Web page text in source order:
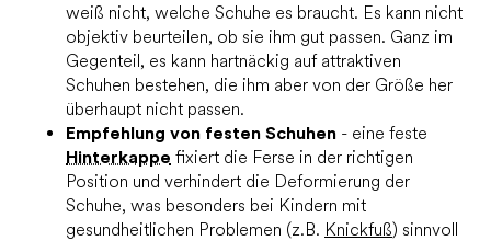
weiß nicht, welche Schuhe es braucht. Es kann nicht
objektiv beurteilen, ob sie ihm gut passen. Ganz im
Gegenteil, es kann hartnäckig auf attraktiven
Schuhen bestehen, die ihm aber von der Größe her
überhaupt nicht passen.
Empfehlung von festen Schuhen - eine feste
Hinterkappe fixiert die Ferse in der richtigen
Position und verhindert die Deformierung der
Schuhe, was besonders bei Kindern mit
gesundheitlichen Problemen (z.B. Knickfuß) sinnvoll